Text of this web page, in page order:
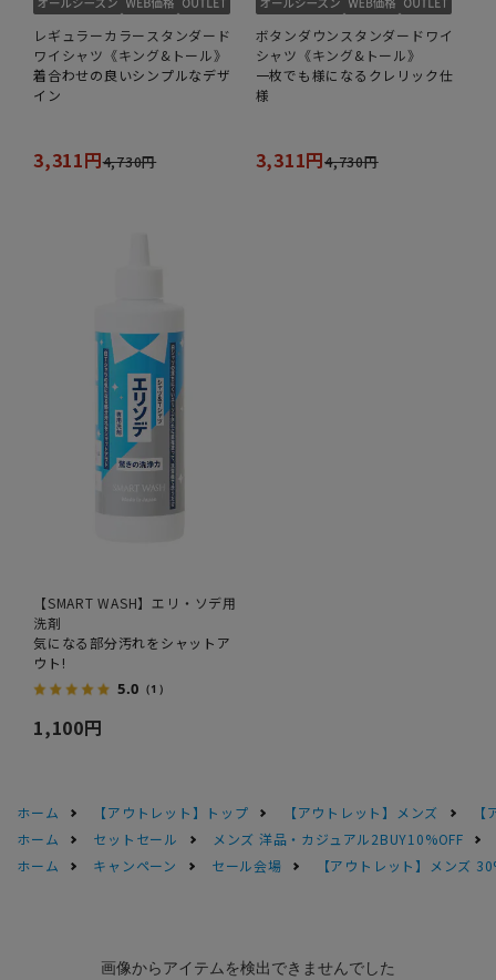
レギュラーカラースタンダード
ワイシャツ《キング&トール》
着合わせの良いシンプルなデザ
イン
3,311円4,730円
ボタンダウンスタンダードワイ
シャツ《キング&トール》
一枚でも様になるクレリック仕
様
3,311円4,730円
【SMART WASH】エリ・ソデ用
洗剤
気になる部分汚れをシャットア
ウト!
5.0 （1）
1,100円
ホーム 【アウトレット】トップ 【アウトレット】メンズ
ホーム
セットセール
メンズ 洋品・カジュアル2BUY10%OFF
ホーム
キャンペーン セール会場 【アウトレット】メンズ